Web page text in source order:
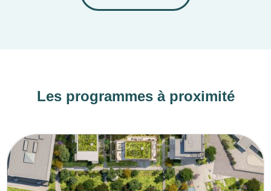
Les programmes à proximité